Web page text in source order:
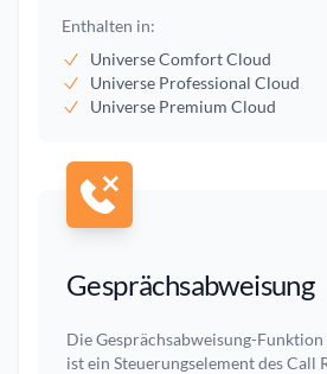
Enthalten in:
Universe Comfort Cloud
Universe Professional Cloud
Universe Premium Cloud
Gesprächsabweisung
Die Gesprächsabweisung-
ist ein Steuerungselement des Call